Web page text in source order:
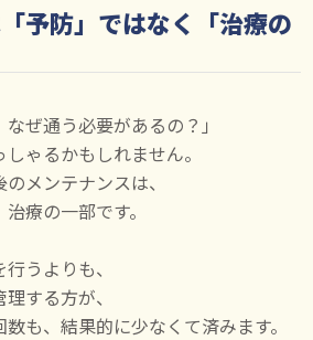
予防」ではなく「治療の
なぜ通う必要があるの？」
ゃるかもしれません。
メンテナンスは、
療の一部です。
うよりも、
する方が、
も、結果的に少なくて済みます。